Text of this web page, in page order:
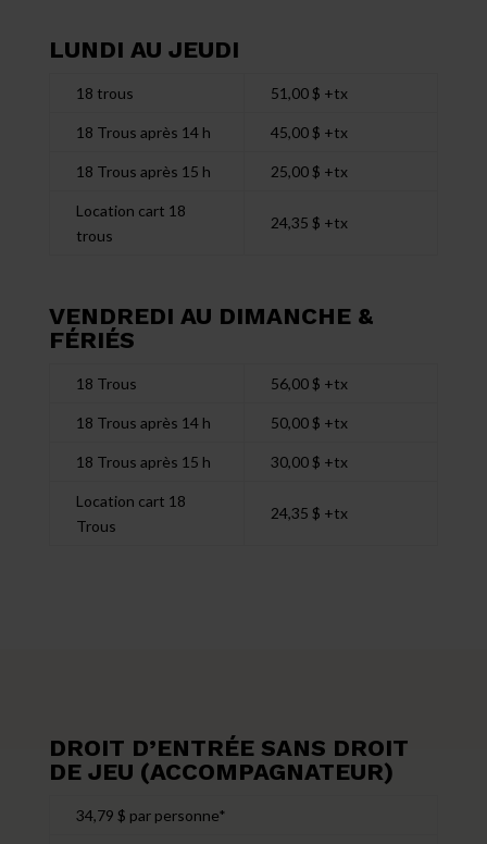
LUNDI AU JEUDI
18 trous 51,00 $ +tx
18 Trous après 14 h 45,00 $ +tx
18 Trous après 15 h 25,00 $ +tx
Location cart 18
trous
24,35 $ +tx
VENDREDI AU DIMANCHE &
FÉRIÉS
18 Trous 56,00 $ +tx
18 Trous après 14 h 50,00 $ +tx
18 Trous après 15 h 30,00 $ +tx
Location cart 18
Trous
24,35 $ +tx
DROIT D’ENTRÉE SANS DROIT
DE JEU (ACCOMPAGNATEUR)
34,79 $ par personne*